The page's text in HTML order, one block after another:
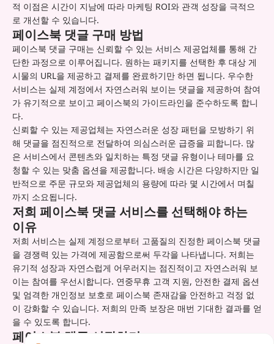
적 이점은 시간이 지남에 따라 마케팅 ROI와 관객 성장을 극적으
로 개선할 수 있습니다.
페이스북 댓글 구매 방법
페이스북 댓글 구매는 신뢰할 수 있는 서비스 제공업체를 통해 간
단한 과정으로 이루어집니다. 원하는 패키지를 선택한 후 대상 게
시물의 URL을 제공하고 결제를 완료하기만 하면 됩니다. 우수한
서비스는 실제 계정에서 자연스러워 보이는 댓글을 제공하여 참여
가 유기적으로 보이고 페이스북의 가이드라인을 준수하도록 합니
다.
신뢰할 수 있는 제공업체는 자연스러운 성장 패턴을 모방하기 위
해 댓글을 점진적으로 전달하여 의심스러운 급증을 피합니다. 많
은 서비스에서 콘텐츠와 일치하는 특정 댓글 유형이나 테마를 요
청할 수 있는 맞춤 옵션을 제공합니다. 배송 시간은 다양하지만 일
반적으로 주문 규모와 제공업체의 용량에 따라 몇 시간에서 며칠
까지 소요됩니다.
저희 페이스북 댓글 서비스를 선택해야 하는
이유
저희 서비스는 실제 계정으로부터 고품질의 진정한 페이스북 댓글
을 경쟁력 있는 가격에 제공함으로써 두각을 나타냅니다. 저희는
유기적 성장과 자연스럽게 어우러지는 점진적이고 자연스러워 보
이는 참여를 우선시합니다. 연중무휴 고객 지원, 안전한 결제 옵션
및 엄격한 개인정보 보호로 페이스북 존재감을 안전하고 걱정 없
이 강화할 수 있습니다. 저희의 만족 보장은 매번 기대한 결과를 얻
을 수 있도록 합니다.
페이스북 댓글 시작하기